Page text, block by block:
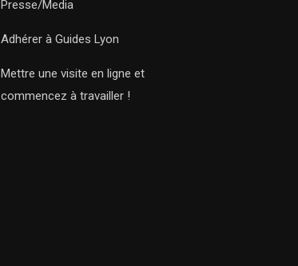
Presse/Media
Adhérer à Guides Lyon
Mettre une visite en ligne et
commencez à travailler !